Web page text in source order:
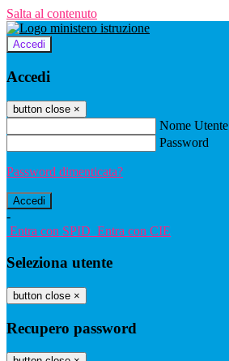
Salta al contenuto
Accedi
Accedi
button close ×
Nome Utente
Password
Password dimenticata?
-
Entra con SPID Entra con CIE
Seleziona utente
button close ×
Recupero password